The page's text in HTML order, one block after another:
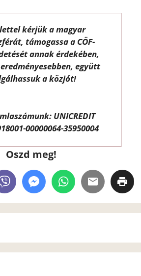
kérjük a magyar
támogassa a CÖF-
annak érdekében,
együtt
a közjót!
UNICREDIT
00000064-35950004
Oszd meg!